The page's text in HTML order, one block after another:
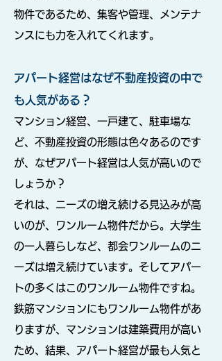
物件であるため、集客や管理、メンテナ
ンスにも力を入れてくれます。
アパート経営はなぜ不動産投資の中で
も人気がある？
マンション経営、一戸建て、駐車場な
ど、不動産投資の形態は色々あるのです
が、なぜアパート経営は人気が高いので
しょうか？
それは、ニーズの増え続ける見込みが高
いのが、ワンルーム物件だから。大学生
の一人暮らしなど、都会ワンルームのニ
ーズは増え続けています。そしてアパー
トの多くはこのワンルーム物件ですね。
鉄筋マンションにもワンルーム物件があ
りますが、マンションは建築費用が高い
ため、結果、アパート経営が最も人気と